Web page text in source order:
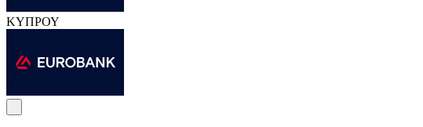
ΚΥΠΡΟΥ